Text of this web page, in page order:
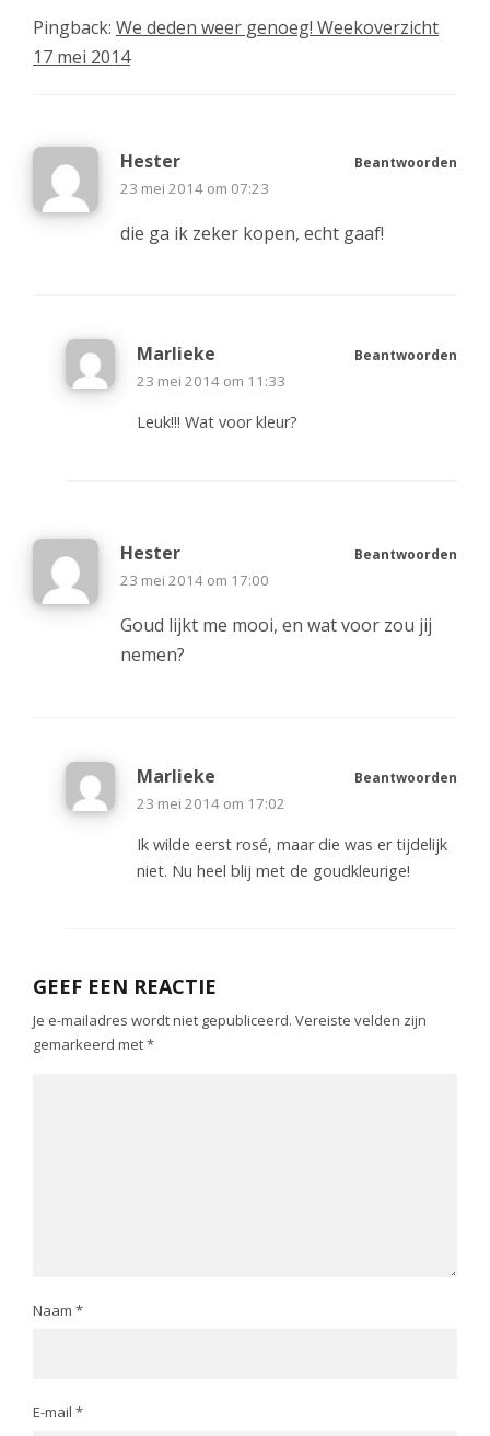
Pingback: We deden weer genoeg! Weekoverzicht
17 mei 2014
Hester
23 mei 2014 om 07:23
die ga ik zeker kopen, echt gaaf!
Beantwoorden
Marlieke
23 mei 2014 om 11:33
Leuk!!! Wat voor kleur?
Beantwoorden
Hester
23 mei 2014 om 17:00
Goud lijkt me mooi, en wat voor zou jij
nemen?
Beantwoorden
Marlieke
23 mei 2014 om 17:02
Ik wilde eerst rosé, maar die was er tijdelijk
niet. Nu heel blij met de goudkleurige!
Beantwoorden
GEEF EEN REACTIE
Je e-mailadres wordt niet gepubliceerd. Vereiste velden zijn
gemarkeerd met*
Naam *
E-mail *